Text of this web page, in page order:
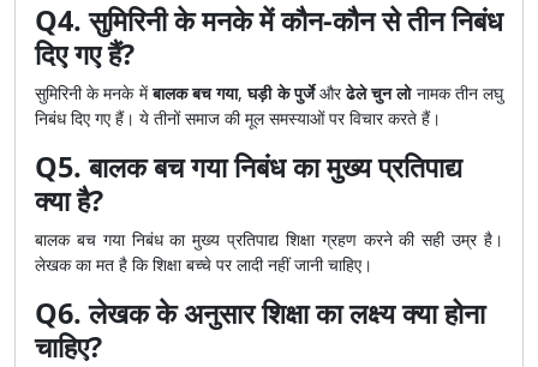
Q4. सुमिरिनी के मनके में कौन-कौन से तीन निबंध
दिए गए हैं?
सुमिरिनी के मनके मेंबालक बच गया,घड़ी के पुर्जेऔरढेले चुन लोनामक तीन लघु
निबंध दिए गए हैं। ये तीनों समाज की मूल समस्याओं पर विचार करते हैं।
Q5. बालक बच गया निबंध का मुख्य प्रतिपाद्य
क्या है?
बालक बच गया निबंध का मुख्य प्रतिपाद्य शिक्षा ग्रहण करने की सही उम्र है।
लेखक का मत है कि शिक्षा बच्चे पर लादी नहीं जानी चाहिए।
Q6. लेखक के अनुसार शिक्षा का लक्ष्य क्या होना
चाहिए?